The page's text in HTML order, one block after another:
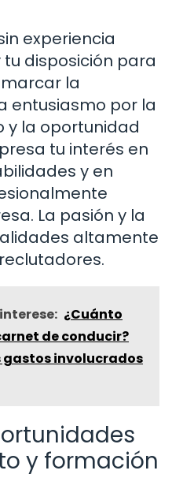
experiencia
disposición para
la
entusiasmo por la
y la oportunidad
tu interés en
y en
La pasión y la
altamente
¿Cuánto
de conducir?
gastos involucrados
y formación